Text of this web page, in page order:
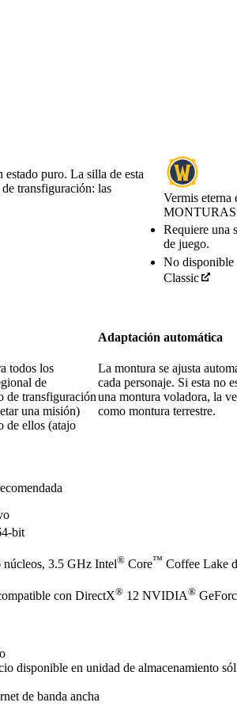
Vermis eterna
MONTURAS
Precio
Available
Requiere una
de juego.
No disponible
Classic
puro. La silla de esta
transfiguración: las
todos los
de
de transfiguración
una misión)
de ellos (atajo
Adaptación automática
La montura se ajusta
cada personaje. Si esta no
una montura voladora, la
como montura terrestre.
bit
núcleos, 3.5 GHz Intel® Core™ Coffee Lake
con DirectX® 12 NVIDIA®
disponible en unidad de almacenamiento
de banda ancha